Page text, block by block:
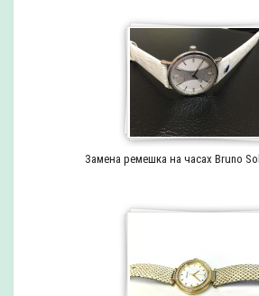
Замена ремешка на часах Bruno